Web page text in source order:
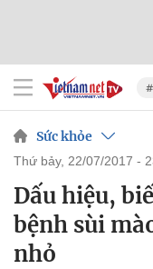
Sức khỏe
thứ bảy, 22/07/2017 -
Dấu hiệu,
bệnh sùi
nhỏ